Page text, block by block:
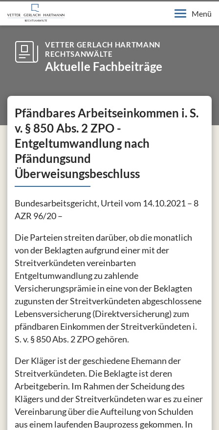
Menü
VETTER GERLACH HARTMANN
RECHTSANWÄLTE
Aktuelle Fachbeiträge
Pfändbares Arbeitseinkommen i. S.
v. § 850 Abs. 2 ZPO -
Entgeltumwandlung nach
Pfändungsund
Überweisungsbeschluss
Bundesarbeitsgericht, Urteil vom 14.10.2021 – 8
AZR 96/20 –
Die Parteien streiten darüber, ob die monatlich
von der Beklagten aufgrund einer mit der
Streitverkündeten vereinbarten
Entgeltumwandlung zu zahlende
Versicherungsprämie in eine von der Beklagten
zugunsten der Streitverkündeten abgeschlossene
Lebensversicherung (Direktversicherung) zum
pfändbaren Einkommen der Streitverkündeten i.
S. v. § 850 Abs. 2 ZPO gehören.
Der Kläger ist der geschiedene Ehemann der
Streitverkündeten. Die Beklagte ist deren
Arbeitgeberin. Im Rahmen der Scheidung des
Klägers und der Streitverkündeten war es zu einer
Vereinbarung über die Aufteilung von Schulden
aus einem laufenden Bauprozess gekommen. In